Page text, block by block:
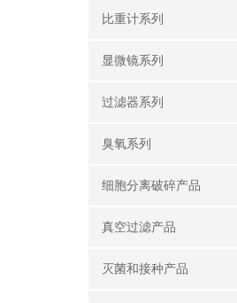
比重计系列
显微镜系列
过滤器系列
臭氧系列
细胞分离破碎产品
真空过滤产品
灭菌和接种产品